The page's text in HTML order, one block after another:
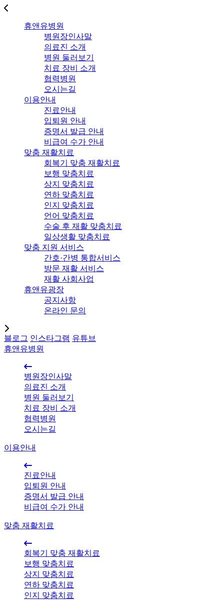
휴앤유병원
병원장인사말
의료진 소개
병원 둘러보기
치료 장비 소개
협력병원
오시는길
이용안내
진료안내
입퇴원 안내
증명서 발급 안내
비급여 수가 안내
맞춤 재활치료
회복기 맞춤 재활치료
보행 맞춤치료
상지 맞춤치료
연하 맞춤치료
인지 맞춤치료
언어 맞춤치료
수술 후 재활 맞춤치료
일상생활 맞춤치료
맞춤 지원 서비스
간호·간병 통합서비스
방문 재활 서비스
재활 사회사업
휴앤유광장
공지사항
온라인 문의
블로그 인스타그램 유튜브
휴앤유병원
병원장인사말
의료진 소개
병원 둘러보기
치료 장비 소개
협력병원
오시는길
이용안내
진료안내
입퇴원 안내
증명서 발급 안내
비급여 수가 안내
맞춤 재활치료
회복기 맞춤 재활치료
보행 맞춤치료
상지 맞춤치료
연하 맞춤치료
인지 맞춤치료